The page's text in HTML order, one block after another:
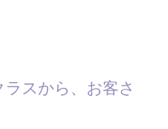
スから、お客さ